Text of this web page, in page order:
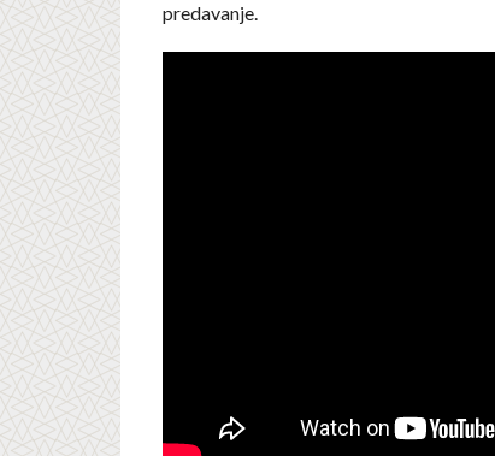
predavanje.